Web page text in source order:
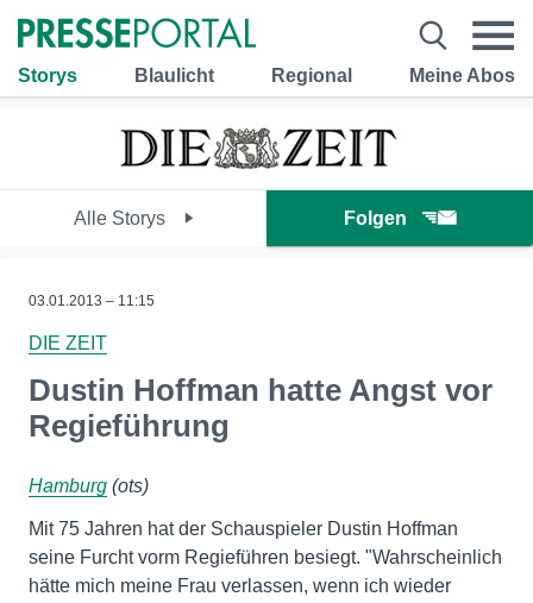
Storys Blaulicht Regional Meine Abos
Alle Storys Folgen
03.01.2013 – 11:15
DIE ZEIT
Dustin Hoffman hatte Angst vor
Regieführung
Hamburg (ots)
Mit 75 Jahren hat der Schauspieler Dustin Hoffman
seine Furcht vorm Regieführen besiegt. "Wahrscheinlich
hätte mich meine Frau verlassen, wenn ich wieder